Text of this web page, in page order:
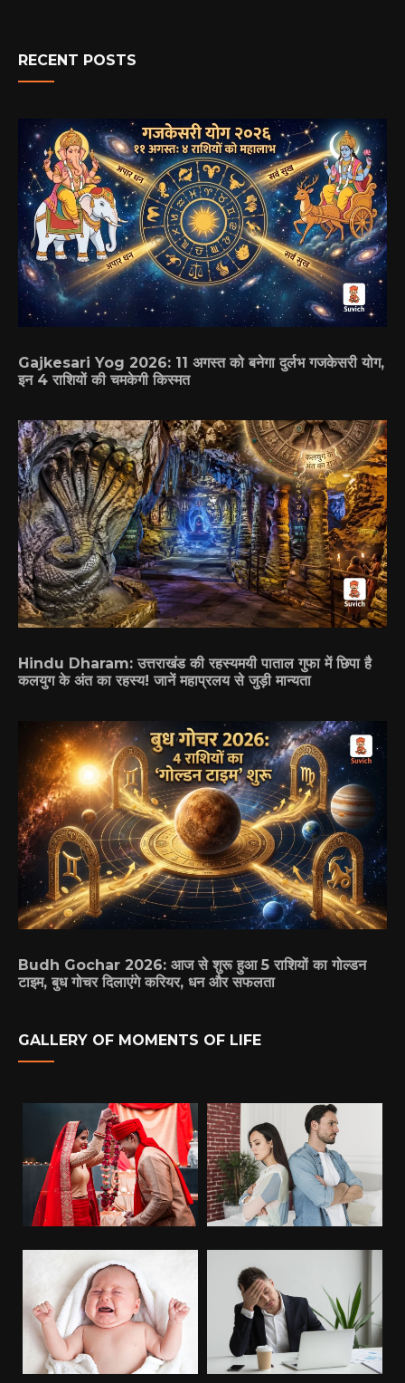
RECENT POSTS
Gajkesari Yog 2026: 11 अगस्त को बनेगा दुर्लभ गजकेसरी योग,
इन 4 राशियों की चमकेगी किस्मत
Hindu Dharam: उत्तराखंड की रहस्यमयी पाताल गुफा में छिपा है
कलयुग के अंत का रहस्य! जानें महाप्रलय से जुड़ी मान्यता
Budh Gochar 2026: आज से शुरू हुआ 5 राशियों का गोल्डन
टाइम, बुध गोचर दिलाएंगे करियर, धन और सफलता
GALLERY OF MOMENTS OF LIFE